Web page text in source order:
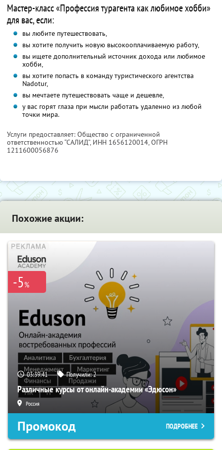
Мастер-класс «Профессия турагента как любимое хобби»
для вас, если:
вы любите путешествовать,
вы хотите получить новую высокооплачиваемую работу,
вы ищете дополнительный источник дохода или любимое
хобби,
вы хотите попасть в команду туристического агентства
Nadotur,
вы мечтаете путешествовать чаще и дешевле,
у вас горят глаза при мысли работать удаленно из любой
точки мира.
Услуги предоставляет: Общество с ограниченной
ответственностью “САЛИД”, ИНН 1656120014, ОГРН
1211600056876
Похожие акции:
-5%
03:39:40 Получили:2
Различные курсы от онлайн-академии «Эдюсон»
Россия
Промокод ПОДРОБНЕЕ